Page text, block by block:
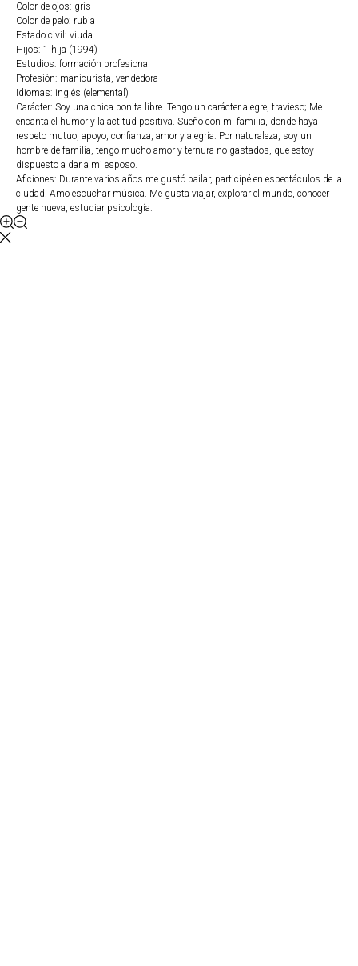
Color de ojos: gris
Color de pelo: rubia
Estado civil: viuda
Hijos: 1 hija (1994)
Estudios: formación profesional
Profesión: manicurista, vendedora
Idiomas: inglés (elemental)
Carácter: Soy una chica bonita libre. Tengo un carácter alegre, travieso; Me
encanta el humor y la actitud positiva. Sueño con mi familia, donde haya
respeto mutuo, apoyo, confianza, amor y alegría. Por naturaleza, soy un
hombre de familia, tengo mucho amor y ternura no gastados, que estoy
dispuesto a dar a mi esposo.
Aficiones: Durante varios años me gustó bailar, participé en espectáculos de la
ciudad. Amo escuchar música. Me gusta viajar, explorar el mundo, conocer
gente nueva, estudiar psicología.